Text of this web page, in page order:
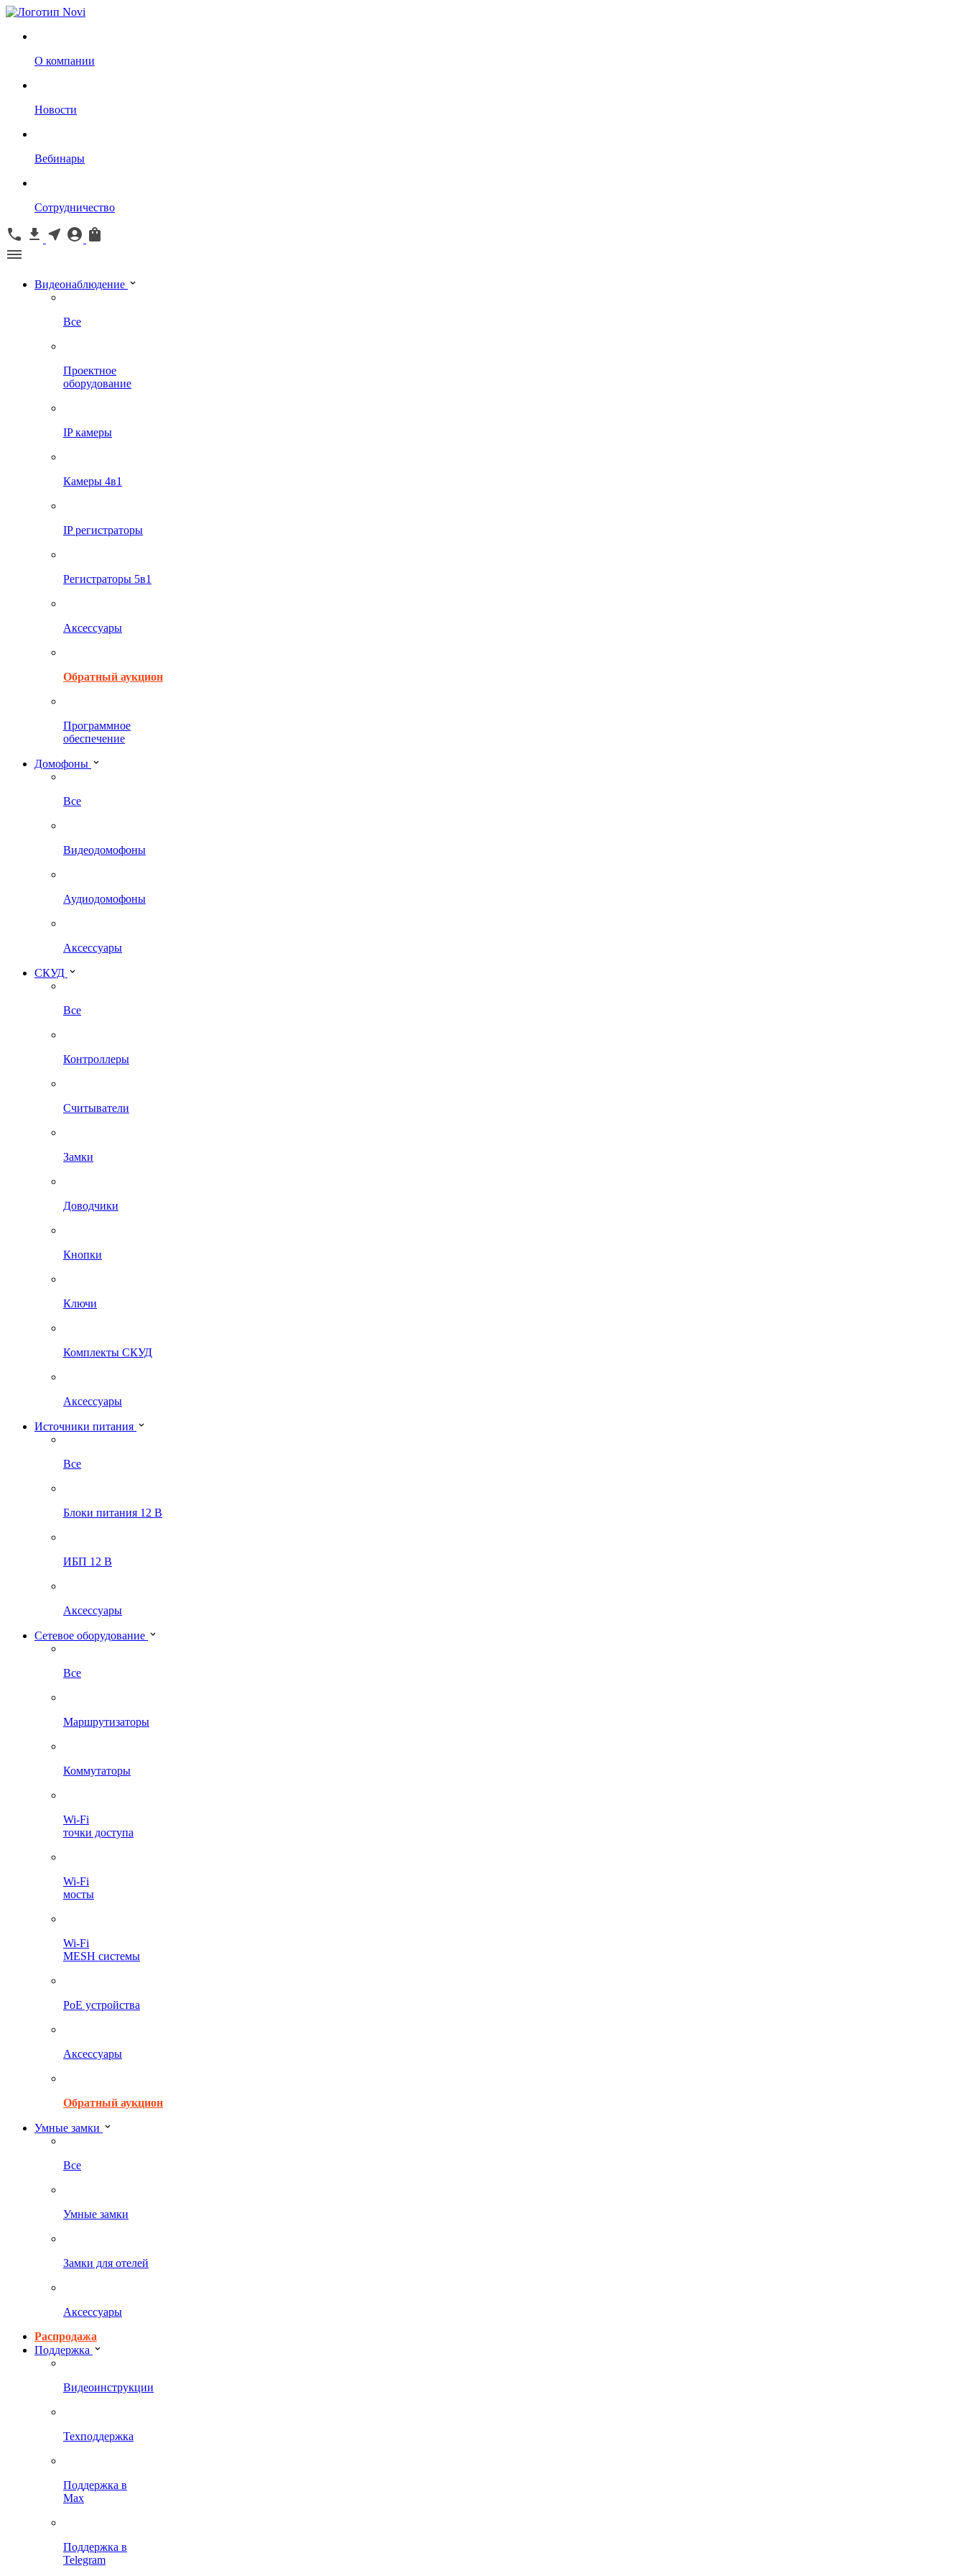
О компании
Новости
Вебинары
Сотрудничество
Видеонаблюдение
Все
Проектное
оборудование
IP камеры
Камеры 4в1
IP регистраторы
Регистраторы 5в1
Аксессуары
Обратный аукцион
Программное
обеспечение
Домофоны
Все
Видеодомофоны
Аудиодомофоны
Аксессуары
СКУД
Все
Контроллеры
Считыватели
Замки
Доводчики
Кнопки
Ключи
Комплекты СКУД
Аксессуары
Источники питания
Все
Блоки питания 12 В
ИБП 12 В
Аксессуары
Сетевое оборудование
Все
Маршрутизаторы
Коммутаторы
Wi-Fi
точки доступа
Wi-Fi
мосты
Wi-Fi
MESH системы
PoE устройства
Аксессуары
Обратный аукцион
Умные замки
Все
Умные замки
Замки для отелей
Аксессуары
Распродажа
Поддержка
Видеоинструкции
Техподдержка
Поддержка в
Max
Поддержка в
Telegram